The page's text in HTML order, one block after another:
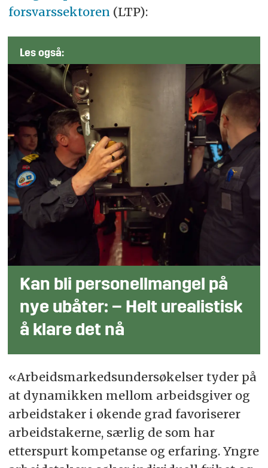
forsvarssektoren (LTP):
Les også:
Kan bli personellmangel på
nye ubåter: – Helt urealistisk
å klare det nå
«Arbeidsmarkedsundersøkelser tyder på
at dynamikken mellom arbeidsgiver og
arbeidstaker i økende grad favoriserer
arbeidstakerne, særlig de som har
etterspurt kompetanse og erfaring. Yngre